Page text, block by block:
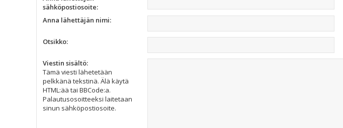
sähköpostiosoite:
Anna lähettäjän nimi:
Otsikko:
Viestin sisältö:
Tämä viesti lähetetään
pelkkänä tekstinä. Älä käytä
HTML:ää tai BBCode:a.
Palautusosoitteeksi laitetaan
sinun sähköpostiosoite.